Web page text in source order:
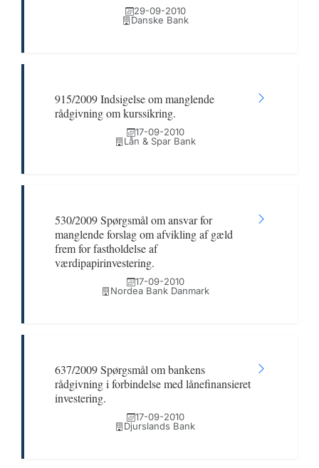
29-09-2010
Danske Bank
915/2009 Indsigelse om manglende
rådgivning om kurssikring.
17-09-2010
Lån & Spar Bank
530/2009 Spørgsmål om ansvar for
manglende forslag om afvikling af gæld
frem for fastholdelse af
værdipapirinvestering.
17-09-2010
Nordea Bank Danmark
637/2009 Spørgsmål om bankens
rådgivning i forbindelse med lånefinansieret
investering.
17-09-2010
Djurslands Bank